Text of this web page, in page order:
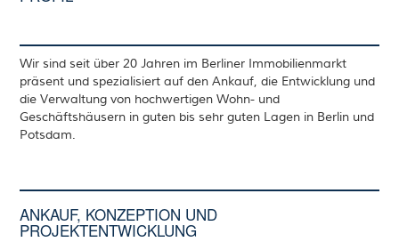
Wir sind seit über 20 Jahren im Berliner Immobilienmarkt
präsent und spezialisiert auf den Ankauf, die Entwicklung und
die Verwaltung von hochwertigen Wohn- und
Geschäftshäusern in guten bis sehr guten Lagen in Berlin und
Potsdam.
ANKAUF, KONZEPTION UND
PROJEKTENTWICKLUNG